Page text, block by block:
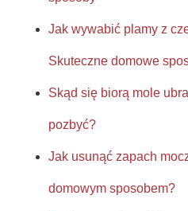
Jak wywabić plamy z
Skuteczne domowe
Skąd się biorą mole
pozbyć?
Jak usunąć zapach
domowym sposobem?